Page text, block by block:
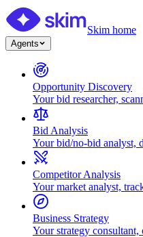
Skim home
Agents
Opportunity Discovery
Your bid researcher,
Bid Analysis
Your bid/no-bid analyst,
Competitor Analysis
Your market analyst,
Business Strategy
Your strategy consultant,